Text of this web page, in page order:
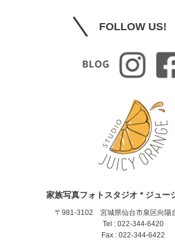
FOLLOW US!
家族写真フォトスタジオ * ジュー
〒981-3102 宮城県仙台市泉区向陽
Tel : 022-344-6420
Fax : 022-344-6422